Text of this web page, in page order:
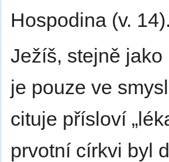
Hospodina (v.
Ježíš, stejně
je pouze ve
cituje přísloví
prvotní církvi byl